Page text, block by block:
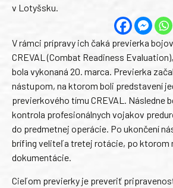
v Lotyšsku.
V rámci prípravy ich čaká previerka
CREVAL (Combat Readiness
bola vykonaná 20. marca. Previerka
nástupom, na ktorom boli predstavení
previerkového tímu CREVAL. Následne
kontrola profesionálnych vojakov
do predmetnej operácie. Po ukončení
brífing veliteľa tretej rotácie, po ktorom
dokumentácie.
Cieľom previerky je preveriť